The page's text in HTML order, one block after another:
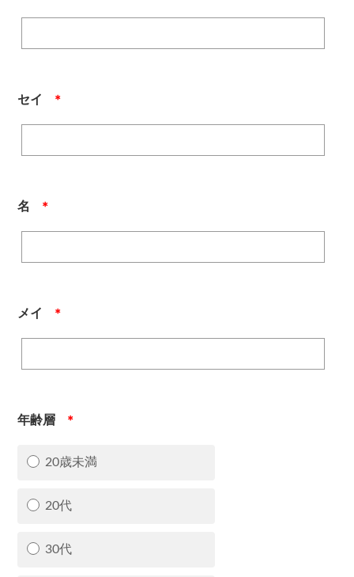
セイ ＊
名 ＊
メイ ＊
年齢層 ＊
20歳未満
20代
30代